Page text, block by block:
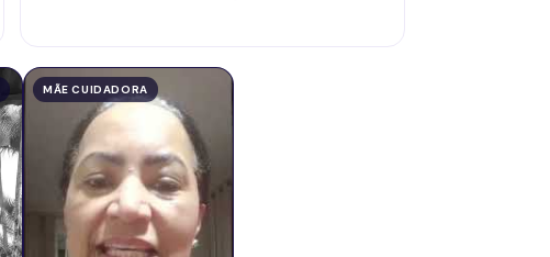
MÃE CUIDADORA